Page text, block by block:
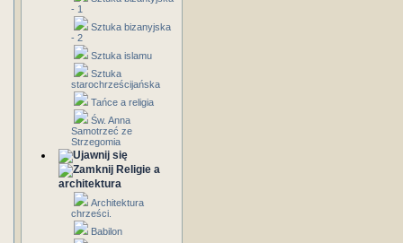
- 1
Sztuka bizanyjska
- 2
Sztuka islamu
Sztuka
starochrześcijańska
Tańce a religia
Św. Anna
Samotrzeć ze
Strzegomia
Religie a
architektura
Architektura
chrześci.
Babilon